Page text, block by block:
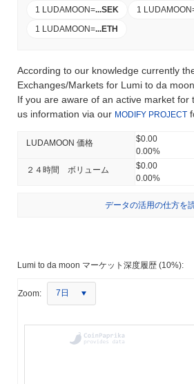
1 LUDAMOON=...SEK 1 LUDAMOON
1 LUDAMOON=...ETH
According to our knowledge currently
Exchanges/Markets for Lumi to da moon.
If you are aware of an active market for
us information via our MODIFY PROJECT
LUDAMOON 価格
$0.00
0.00%
２４時間 ボリューム
$0.00
0.00%
データの活用の仕方を
Lumi to da moon マーケット深度履歴 (10%):
Zoom: 7日